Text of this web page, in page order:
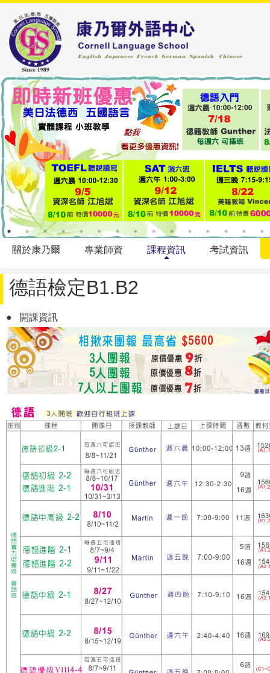
關於康乃爾 專業師資 課程資訊 考試資訊
德語檢定B1.B2
● 開課資訊